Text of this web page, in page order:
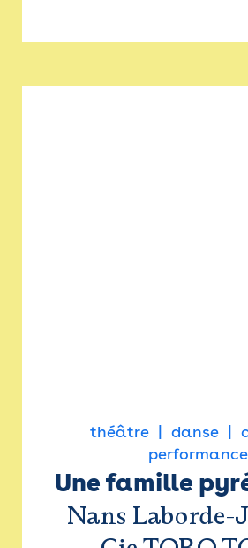
théâtre danse
performance
Une famille
Nans Laborde-